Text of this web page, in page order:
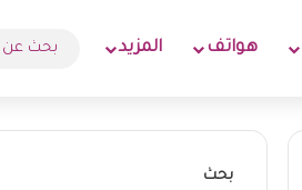
هواتف المزيد
بحث